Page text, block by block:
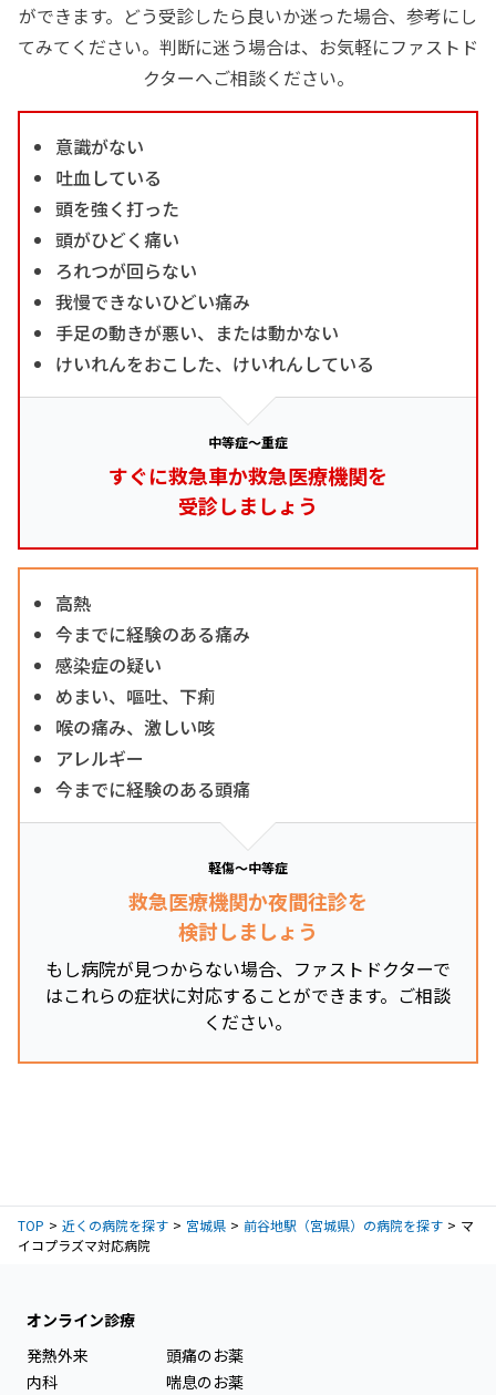
ができます。どう受診したら良いか迷った場合、参考にし
てみてください。判断に迷う場合は、お気軽にファストド
クターへご相談ください。
意識がない
吐血している
頭を強く打った
頭がひどく痛い
ろれつが回らない
我慢できないひどい痛み
手足の動きが悪い、または動かない
けいれんをおこした、けいれんしている
中等症～重症
すぐに救急車か救急医療機関を
受診しましょう
高熱
今までに経験のある痛み
感染症の疑い
めまい、嘔吐、下痢
喉の痛み、激しい咳
アレルギー
今までに経験のある頭痛
軽傷～中等症
救急医療機関か夜間往診を
検討しましょう
もし病院が見つからない場合、ファストドクターで
はこれらの症状に対応することができます。ご相談
ください。
TOP 近くの病院を探す 宮城県 前谷地駅（宮城県）の病院を探す
マ
イコプラズマ対応病院
オンライン診療
発熱外来
内科
頭痛のお薬
喘息のお薬